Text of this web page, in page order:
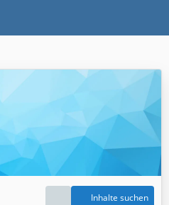
Inhalte suchen